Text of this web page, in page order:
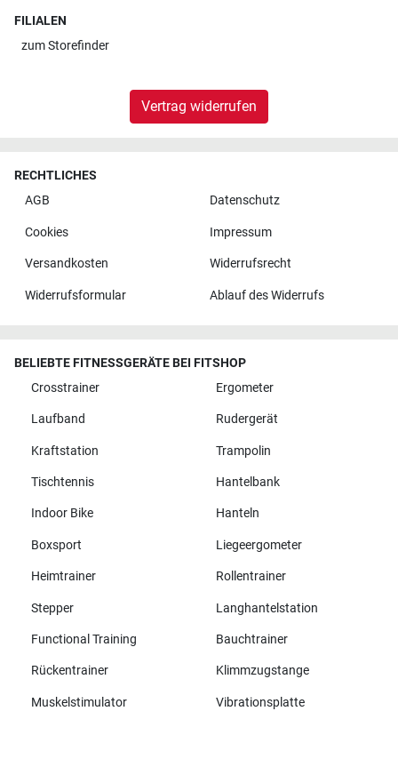
FILIALEN
zumStorefinder
Vertrag widerrufen
RECHTLICHES
AGB
Datenschutz
Cookies Impressum
Versandkosten Widerrufsrecht
Widerrufsformular Ablauf des Widerrufs
BELIEBTE FITNESSGERÄTE BEI FITSHOP
Crosstrainer
Ergometer
Laufband Rudergerät
Kraftstation Trampolin
Tischtennis Hantelbank
Indoor Bike Hanteln
Boxsport Liegeergometer
Heimtrainer Rollentrainer
Stepper Langhantelstation
Functional Training Bauchtrainer
Rückentrainer Klimmzugstange
Muskelstimulator Vibrationsplatte